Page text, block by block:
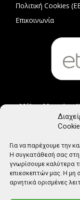
Για να παρέχουμε την
Η συγκατάθεσή σας
γνωρίσουμε καλύτερα
επιεσκεπτών μας. Η μη
αρνητικά ορισμένες
Πολιτική Cookies
Επικοινωνία
Μέλος Μητρώου